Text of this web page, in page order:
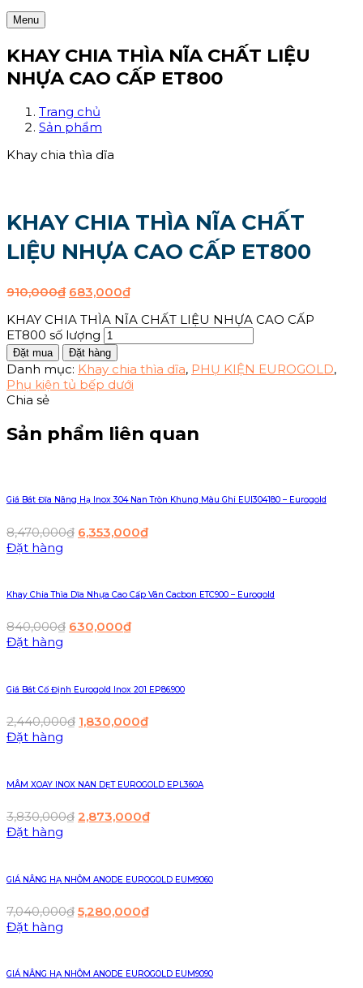
Menu
KHAY CHIA THÌA NĨA CHẤT LIỆU
NHỰA CAO CẤP ET800
Trang chủ
Sản phẩm
Khay chia thìa dĩa
KHAY CHIA THÌA NĨA CHẤT
LIỆU NHỰA CAO CẤP ET800
910,000₫ 683,000₫
KHAY CHIA THÌA NĨA CHẤT LIỆU NHỰA CAO CẤP
ET800 số lượng
Đặt mua Đặt hàng
Danh mục: Khay chia thìa dĩa, PHỤ KIỆN EUROGOLD,
Phụ kiện tủ bếp dưới
Chia sẻ
Sản phẩm liên quan
Giá Bát Đĩa Nâng Hạ Inox 304 Nan Tròn Khung Màu Ghi EUI304180 – Eurogold
8,470,000₫ 6,353,000₫
Đặt hàng
Khay Chia Thìa Dĩa Nhựa Cao Cấp Vân Cacbon ETC900 – Eurogold
840,000₫ 630,000₫
Đặt hàng
Giá Bát Cố Định Eurogold Inox 201 EP86.900
2,440,000₫ 1,830,000₫
Đặt hàng
MÂM XOAY INOX NAN DẸT EUROGOLD EPL360A
3,830,000₫ 2,873,000₫
Đặt hàng
GIÁ NÂNG HẠ NHÔM ANODE EUROGOLD EUM9060
7,040,000₫ 5,280,000₫
Đặt hàng
GIÁ NÂNG HẠ NHÔM ANODE EUROGOLD EUM9090